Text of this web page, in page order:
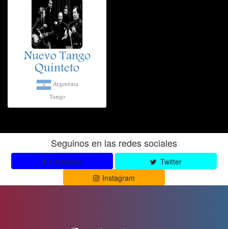
Nuevo Tango
Quinteto
Argentina
Tango
Seguinos en las redes sociales
Facebook
Twitter
Instagram